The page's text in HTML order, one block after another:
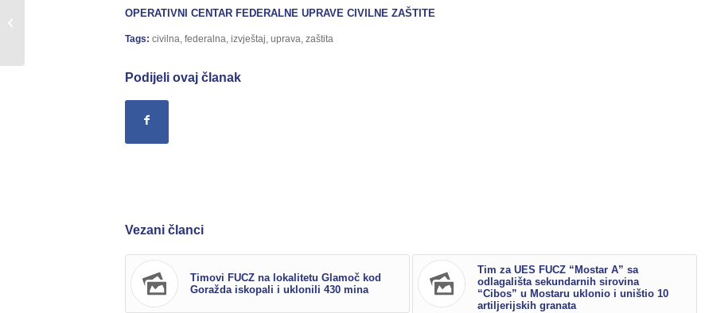
OPERATIVNI CENTAR FEDERALNE UPRAVE CIVILNE ZAŠTITE
Tags: civilna federalna izvještaj uprava zaštita
Podijeli ovaj članak
Vezani članci
Timovi FUCZ na lokalitetu Glamoč kod
Goražda iskopali i uklonili 430 mina
Tim za UES FUCZ “Mostar A” sa
odlagališta sekundarnih sirovina
“Cibos” u Mostaru uklonio i uništio 10
artiljerijskih granata
24./25.11.2017.godine,...